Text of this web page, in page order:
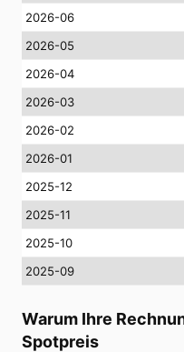
2026-06
2026-05
2026-04
2026-03
2026-02
2026-01
2025-12
2025-11
2025-10
2025-09
Warum Ihre
Spotpreis